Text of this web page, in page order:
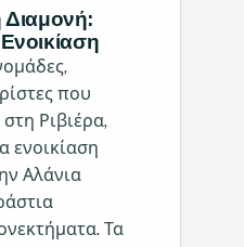
Διαμονή:
που
Ριβιέρα,
ενοικίαση
Αλάνια
Τα